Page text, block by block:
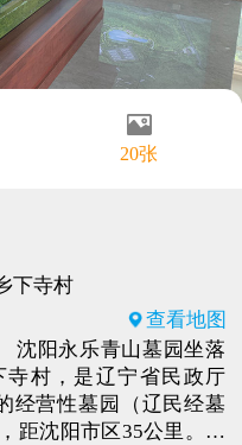
20张
下寺村
查看地图
沈阳永乐青山墓园坐落
村，是辽宁省民政厅
经营性墓园（辽民经墓
距沈阳市区35公里。园